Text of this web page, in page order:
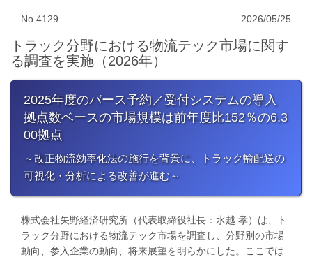
No.4129 2026/05/25
トラック分野における物流テック市場に関す
る調査を実施（2026年）
2025年度のバース予約／受付システムの導入
拠点数ベースの市場規模は前年度比152％の6,3
00拠点
～改正物流効率化法の施行を背景に、トラック輸配送の
可視化・分析による改善が進む～
株式会社矢野経済研究所（代表取締役社長：水越 孝）は、ト
ラック分野における物流テック市場を調査し、分野別の市場
動向、参入企業の動向、将来展望を明らかにした。ここでは